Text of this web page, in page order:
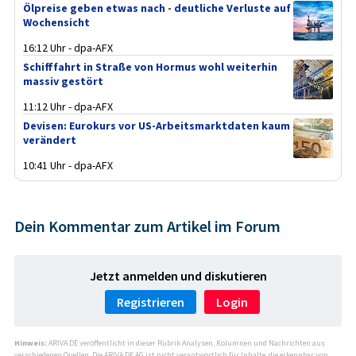
Ölpreise geben etwas nach - deutliche Verluste auf
Wochensicht
16:12 Uhr - dpa-AFX
Schifffahrt in Straße von Hormus wohl weiterhin
massiv gestört
11:12 Uhr - dpa-AFX
Devisen: Eurokurs vor US-Arbeitsmarktdaten kaum
verändert
10:41 Uhr - dpa-AFX
Dein Kommentar zum Artikel im Forum
Jetzt anmelden und diskutieren
Registrieren
Login
Hinweis:ARIVA.DE veröffentlicht in dieser Rubrik Analysen, Kolumnen und Nachrichten aus